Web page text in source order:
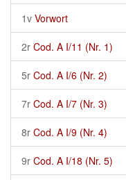
1v Vorwort
2r Cod. A I/11 (Nr. 1)
5r Cod. A I/6 (Nr. 2)
7r Cod. A I/7 (Nr. 3)
8r Cod. A I/9 (Nr. 4)
9r Cod. A I/18 (Nr. 5)